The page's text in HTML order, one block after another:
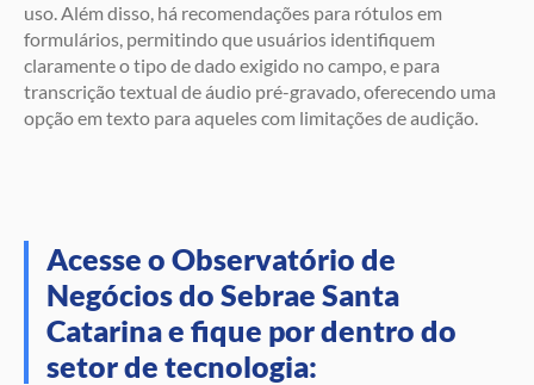
uso. Além disso, há recomendações para rótulos em
formulários, permitindo que usuários identifiquem
claramente o tipo de dado exigido no campo, e para
transcrição textual de áudio pré-gravado, oferecendo uma
opção em texto para aqueles com limitações de audição.
Acesse o Observatório de
Negócios do Sebrae Santa
Catarina e fique por dentro do
setor de tecnologia: